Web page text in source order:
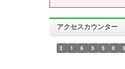
アクセスカウンター
2 1 6 3 5 0 5